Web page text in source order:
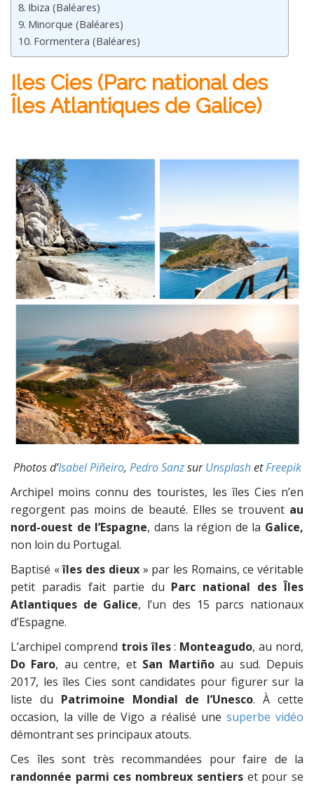
Ibiza (Baléares)
Minorque (Baléares)
Formentera (Baléares)
Iles Cies (Parc national des
Îles Atlantiques de Galice)
Photos d’Isabel Piñeiro, Pedro SanzsurUnsplashetFreepik
Archipel moins connu des touristes, les îles Cies n’en
regorgent pas moins de beauté. Elles se trouvent au
nord-ouest de l’Espagne, dans la région de la Galice,
non loin du Portugal.
Baptisé «îles des dieux» par les Romains, ce véritable
petit paradis fait partie du Parc national des Îles
Atlantiques de Galice, l’un des 15 parcs nationaux
d’Espagne.
L’archipel comprend trois îles: Monteagudo, au nord,
Do Faro, au centre, et San Martiñoau sud. Depuis
2017, les îles Cies sont candidates pour figurer sur la
liste du Patrimoine Mondial de l’Unesco. À cette
occasion, la ville de Vigo a réalisé une superbe vidéo
démontrant ses principaux atouts.
Ces îles sont très recommandées pour faire de la
randonnée parmi ces nombreux sentierset pour se